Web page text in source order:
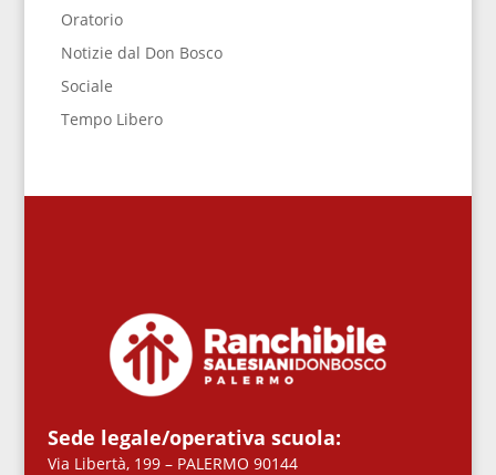
Oratorio
Notizie dal Don Bosco
Sociale
Tempo Libero
Sede legale/operativa scuola:
Via Libertà, 199 – PALERMO 90144